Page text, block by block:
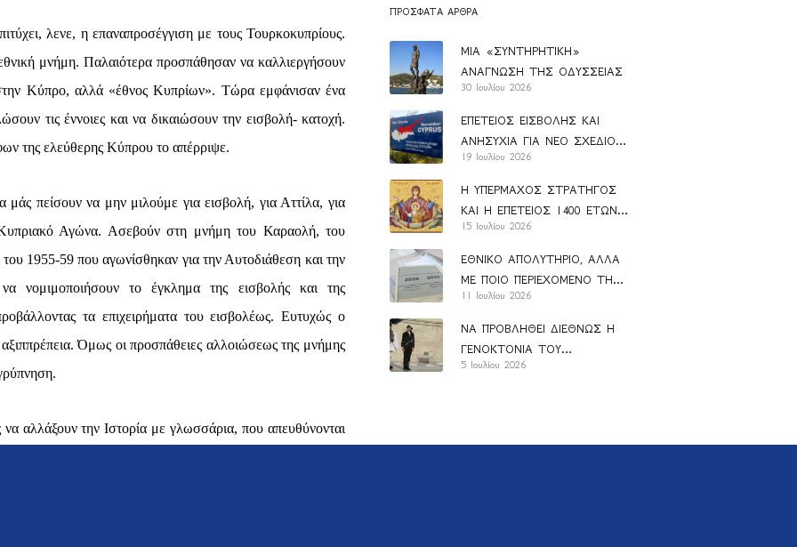
λενε, η επαναπροσέγγιση με τους Τουρκοκυπρίους.
μνήμη. Παλαιότερα προσπάθησαν να καλλιεργήσουν
Κύπρο, αλλά «έθνος Κυπρίων». Τώρα εμφάνισαν ένα
τις έννοιες και να δικαιώσουν την εισβολή- κατοχή.
της ελεύθερης Κύπρου το απέρριψε.
πείσουν να μην μιλούμε για εισβολή, για Αττίλα, για
Αγώνα. Ασεβούν στη μνήμη του Καραολή, του
1955-59 που αγωνίσθηκαν για την Αυτοδιάθεση και την
νομιμοποιήσουν το έγκλημα της εισβολής και της
τα επιχειρήματα του εισβολέως. Ευτυχώς ο
Όμως οι προσπάθειες αλλοιώσεως της μνήμης
αλλάξουν την Ιστορία με γλωσσάρια, που απευθύνονται
ΠΡΌΣΦΑΤΑ ΆΡΘΡΑ
ΜΙΑ «ΣΥΝΤΗΡΗΤΙΚΗ»
ΑΝΑΓΝΩΣΗ ΤΗΣ ΟΔΥΣΣΕΙΑΣ
30 Ιουλίου 2026
ΕΠΕΤΕΙΟΣ ΕΙΣΒΟΛΗΣ ΚΑΙ
ΑΝΗΣΥΧΙΑ ΓΙΑ ΝΕΟ ΣΧΕΔΙΟ
ΑΝΑΝ
19 Ιουλίου 2026
Η ΥΠΕΡΜΑΧΟΣ ΣΤΡΑΤΗΓΟΣ
ΚΑΙ Η ΕΠΕΤΕΙΟΣ 1400 ΕΤΩΝ
ΑΠΟ ΤΗΝ ΚΑΘΙΕΡΩΣΗ ΤΟΥ
15 Ιουλίου 2026
ΕΘΝΙΚΟ ΑΠΟΛΥΤΗΡΙΟ, ΑΛΛΑ
ΜΕ ΠΟΙΟ ΠΕΡΙΕΧΟΜΕΝΟ ΤΗΣ
ΠΑΙΔΕΙΑΣ;
11 Ιουλίου 2026
ΝΑ ΠΡΟΒΛΗΘΕΙ ΔΙΕΘΝΩΣ Η
ΓΕΝΟΚΤΟΝΙΑ ΤΟΥ
ΕΛΛΗΝΙΣΜΟΥ (1914-1923)
5 Ιουλίου 2026